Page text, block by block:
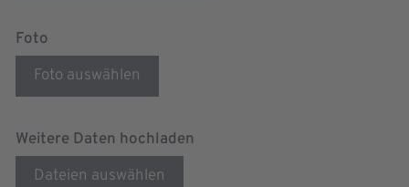
Foto
Foto auswählen
Weitere Daten hochladen
Dateien auswählen